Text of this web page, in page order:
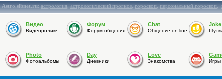
Astro.sibnet.ru:астрология,астрологический прогноз,гороскоп,персональный гороскоп,
Видео
Видеоролики
Форум
Форум общения
Chat
Общение on-line
Joke
Photo
Фотоальбомы
Day
Дневники
Love
Знакомства Игры